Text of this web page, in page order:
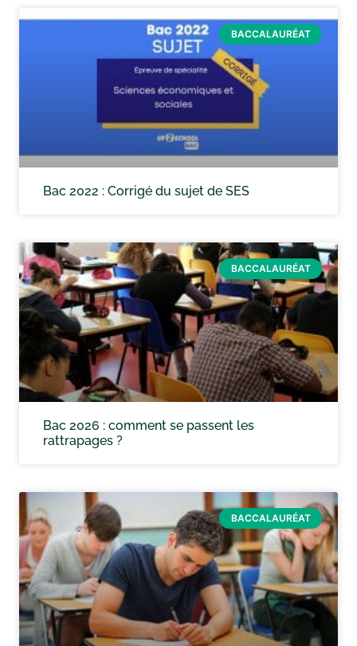
BACCALAURÉAT
Bac 2022 : Corrigé du sujet de SES
BACCALAURÉAT
Bac 2026 : comment se passent les
rattrapages ?
BACCALAURÉAT